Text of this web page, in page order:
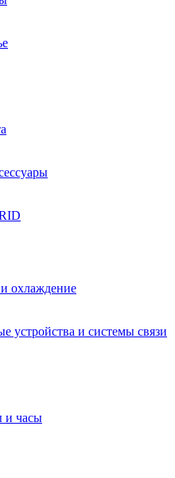
охлаждение
устройства и системы связи
и часы